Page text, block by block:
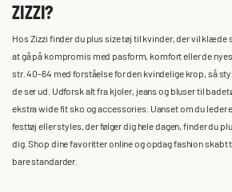
ZIZZI?
Hos Zizzi finder du plus size tøj til kvinder, der vil klæde
at gå på kompromis med pasform, komfort eller de
str. 40-64 med forståelse for den kvindelige krop, så
de ser ud. Udforsk alt fra kjoler, jeans og bluser til
ekstra wide fit sko og accessories. Uanset om du leder
festtøj eller styles, der følger dig hele dagen, finder du
dig. Shop dine favoritter online og opdag fashion skabt
bare standarder.